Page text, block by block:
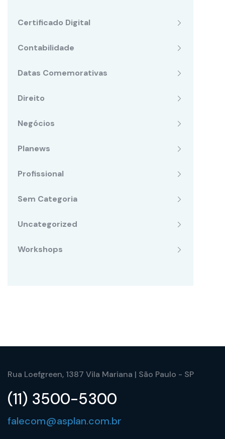
Certificado Digital
Contabilidade
Datas Comemorativas
Direito
Negócios
Planews
Profissional
Sem Categoria
Uncategorized
Workshops
Rua Loefgreen, 1387 Vila Mariana | São Paulo - SP
(11) 3500-5300
falecom@asplan.com.br